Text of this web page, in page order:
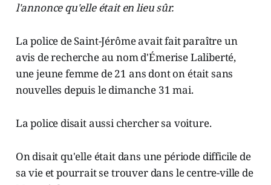
l'annonce qu'elle était en lieu sûr.
La police de Saint-Jérôme avait fait paraître un
avis de recherche au nom d'Émerise Laliberté,
une jeune femme de 21 ans dont on était sans
nouvelles depuis le dimanche 31 mai.
La police disait aussi chercher sa voiture.
On disait qu'elle était dans une période difficile de
sa vie et pourrait se trouver dans le centre-ville de